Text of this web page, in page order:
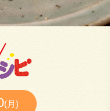
(月)